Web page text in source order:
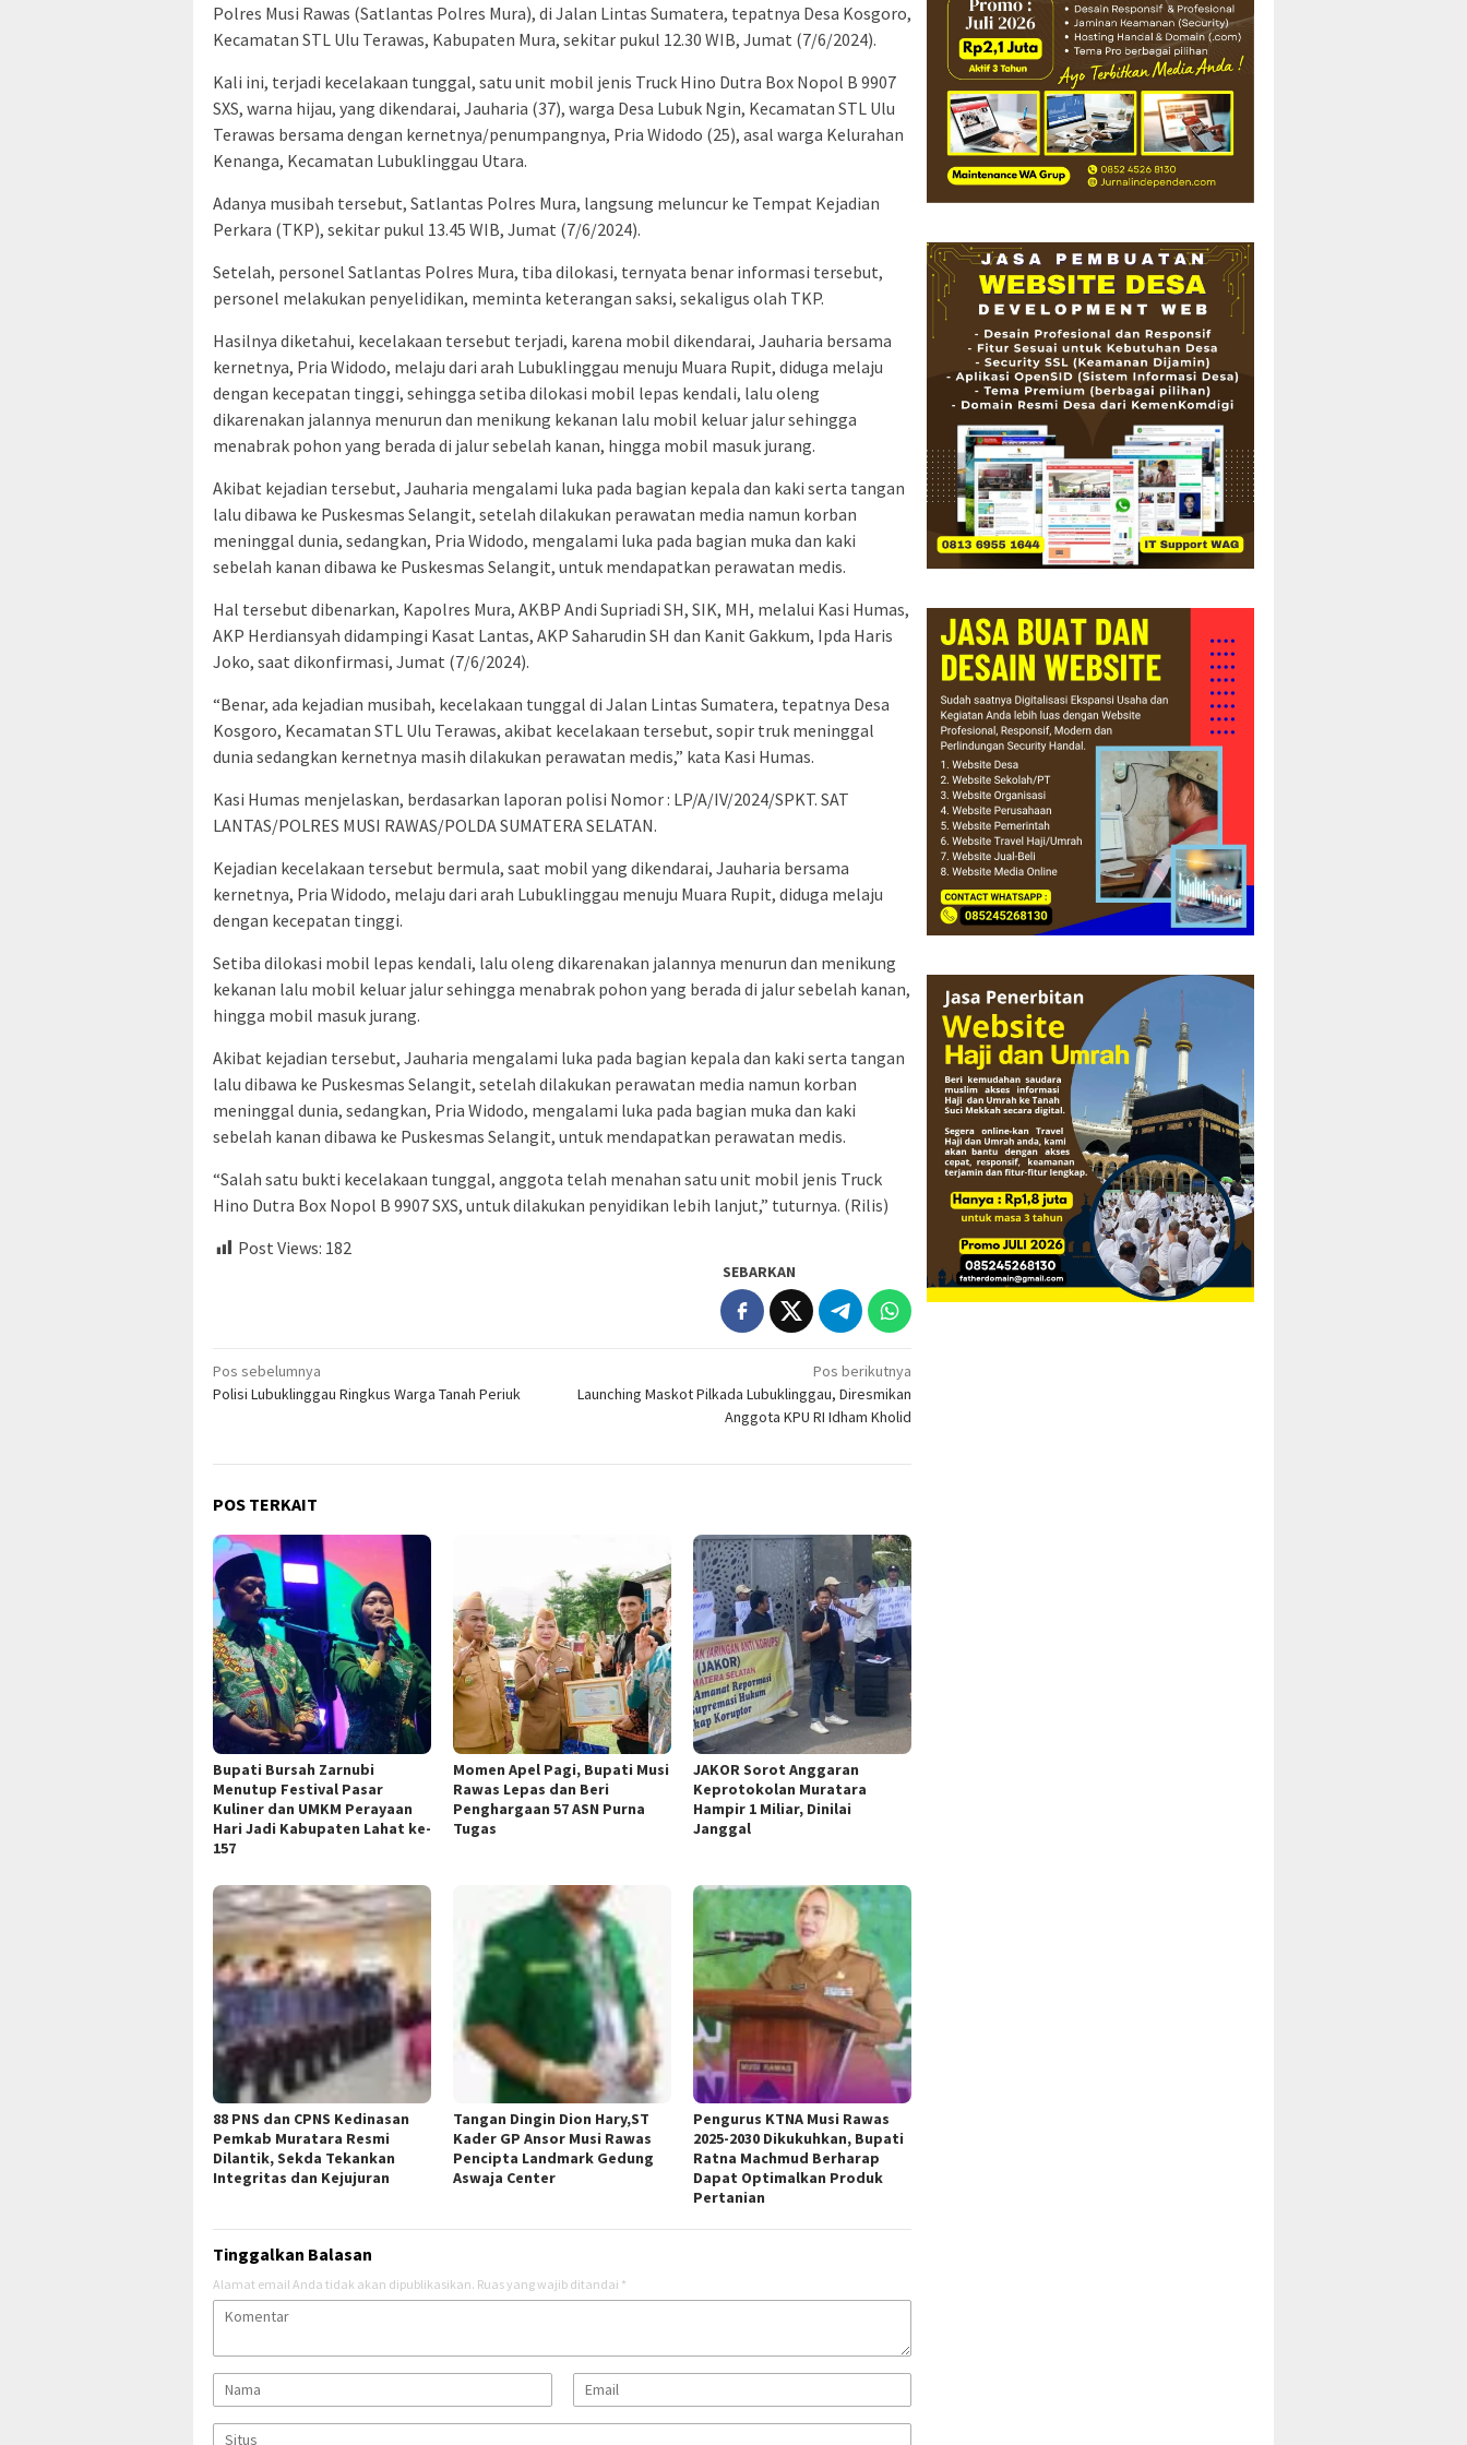
Polres Musi Rawas (Satlantas Polres Mura), di Jalan Lintas Sumatera, tepatnya Desa Kosgoro,
Kecamatan STL Ulu Terawas, Kabupaten Mura, sekitar pukul 12.30 WIB, Jumat (7/6/2024).
Kali ini, terjadi kecelakaan tunggal, satu unit mobil jenis Truck Hino Dutra Box Nopol B 9907
SXS, warna hijau, yang dikendarai, Jauharia (37), warga Desa Lubuk Ngin, Kecamatan STL Ulu
Terawas bersama dengan kernetnya/penumpangnya, Pria Widodo (25), asal warga Kelurahan
Kenanga, Kecamatan Lubuklinggau Utara.
Adanya musibah tersebut, Satlantas Polres Mura, langsung meluncur ke Tempat Kejadian
Perkara (TKP), sekitar pukul 13.45 WIB, Jumat (7/6/2024).
Setelah, personel Satlantas Polres Mura, tiba dilokasi, ternyata benar informasi tersebut,
personel melakukan penyelidikan, meminta keterangan saksi, sekaligus olah TKP.
Hasilnya diketahui, kecelakaan tersebut terjadi, karena mobil dikendarai, Jauharia bersama
kernetnya, Pria Widodo, melaju dari arah Lubuklinggau menuju Muara Rupit, diduga melaju
dengan kecepatan tinggi, sehingga setiba dilokasi mobil lepas kendali, lalu oleng
dikarenakan jalannya menurun dan menikung kekanan lalu mobil keluar jalur sehingga
menabrak pohon yang berada di jalur sebelah kanan, hingga mobil masuk jurang.
Akibat kejadian tersebut, Jauharia mengalami luka pada bagian kepala dan kaki serta tangan
lalu dibawa ke Puskesmas Selangit, setelah dilakukan perawatan media namun korban
meninggal dunia, sedangkan, Pria Widodo, mengalami luka pada bagian muka dan kaki
sebelah kanan dibawa ke Puskesmas Selangit, untuk mendapatkan perawatan medis.
Hal tersebut dibenarkan, Kapolres Mura, AKBP Andi Supriadi SH, SIK, MH, melalui Kasi Humas,
AKP Herdiansyah didampingi Kasat Lantas, AKP Saharudin SH dan Kanit Gakkum, Ipda Haris
Joko, saat dikonfirmasi, Jumat (7/6/2024).
“Benar, ada kejadian musibah, kecelakaan tunggal di Jalan Lintas Sumatera, tepatnya Desa
Kosgoro, Kecamatan STL Ulu Terawas, akibat kecelakaan tersebut, sopir truk meninggal
dunia sedangkan kernetnya masih dilakukan perawatan medis,” kata Kasi Humas.
Kasi Humas menjelaskan, berdasarkan laporan polisi Nomor : LP/A/IV/2024/SPKT. SAT
LANTAS/POLRES MUSI RAWAS/POLDA SUMATERA SELATAN.
Kejadian kecelakaan tersebut bermula, saat mobil yang dikendarai, Jauharia bersama
kernetnya, Pria Widodo, melaju dari arah Lubuklinggau menuju Muara Rupit, diduga melaju
dengan kecepatan tinggi.
Setiba dilokasi mobil lepas kendali, lalu oleng dikarenakan jalannya menurun dan menikung
kekanan lalu mobil keluar jalur sehingga menabrak pohon yang berada di jalur sebelah kanan,
hingga mobil masuk jurang.
Akibat kejadian tersebut, Jauharia mengalami luka pada bagian kepala dan kaki serta tangan
lalu dibawa ke Puskesmas Selangit, setelah dilakukan perawatan media namun korban
meninggal dunia, sedangkan, Pria Widodo, mengalami luka pada bagian muka dan kaki
sebelah kanan dibawa ke Puskesmas Selangit, untuk mendapatkan perawatan medis.
“Salah satu bukti kecelakaan tunggal, anggota telah menahan satu unit mobil jenis Truck
Hino Dutra Box Nopol B 9907 SXS, untuk dilakukan penyidikan lebih lanjut,” tuturnya. (Rilis)
Post Views: 182
SEBARKAN
Navigasi
pos
Pos sebelumnya
Polisi Lubuklinggau Ringkus Warga Tanah Periuk
Pos berikutnya
Launching Maskot Pilkada Lubuklinggau, Diresmikan
Anggota KPU RI Idham Kholid
POS TERKAIT
Bupati Bursah Zarnubi
Menutup Festival Pasar
Kuliner dan UMKM Perayaan
Hari Jadi Kabupaten Lahat ke-
157
Momen Apel Pagi, Bupati Musi
Rawas Lepas dan Beri
Penghargaan 57 ASN Purna
Tugas
JAKOR Sorot Anggaran
Keprotokolan Muratara
Hampir 1 Miliar, Dinilai
Janggal
88 PNS dan CPNS Kedinasan
Pemkab Muratara Resmi
Dilantik, Sekda Tekankan
Integritas dan Kejujuran
Tangan Dingin Dion Hary,ST
Kader GP Ansor Musi Rawas
Pencipta Landmark Gedung
Aswaja Center
Pengurus KTNA Musi Rawas
2025-2030 Dikukuhkan, Bupati
Ratna Machmud Berharap
Dapat Optimalkan Produk
Pertanian
Tinggalkan Balasan
Alamat email Anda tidak akan dipublikasikan. Ruas yang wajib ditandai *